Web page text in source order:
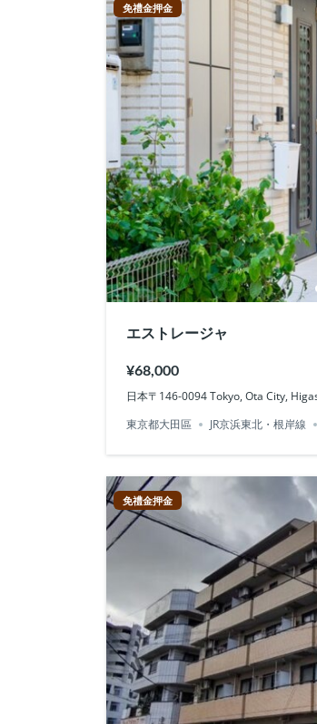
免禮金押金
エストレージャ
¥68,000
日本〒146-0094 Tokyo, Ota City,
東京都大田區
JR京浜東北・根岸線
免禮金押金